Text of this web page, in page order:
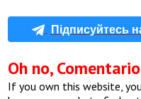
Підписуйтесь
Oh no,
If you own this website,